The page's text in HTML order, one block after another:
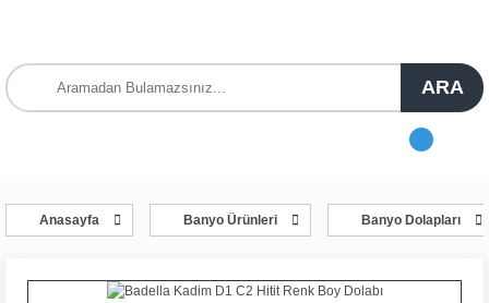
ARA
Anasayfa Banyo Ürünleri Banyo Dolapları